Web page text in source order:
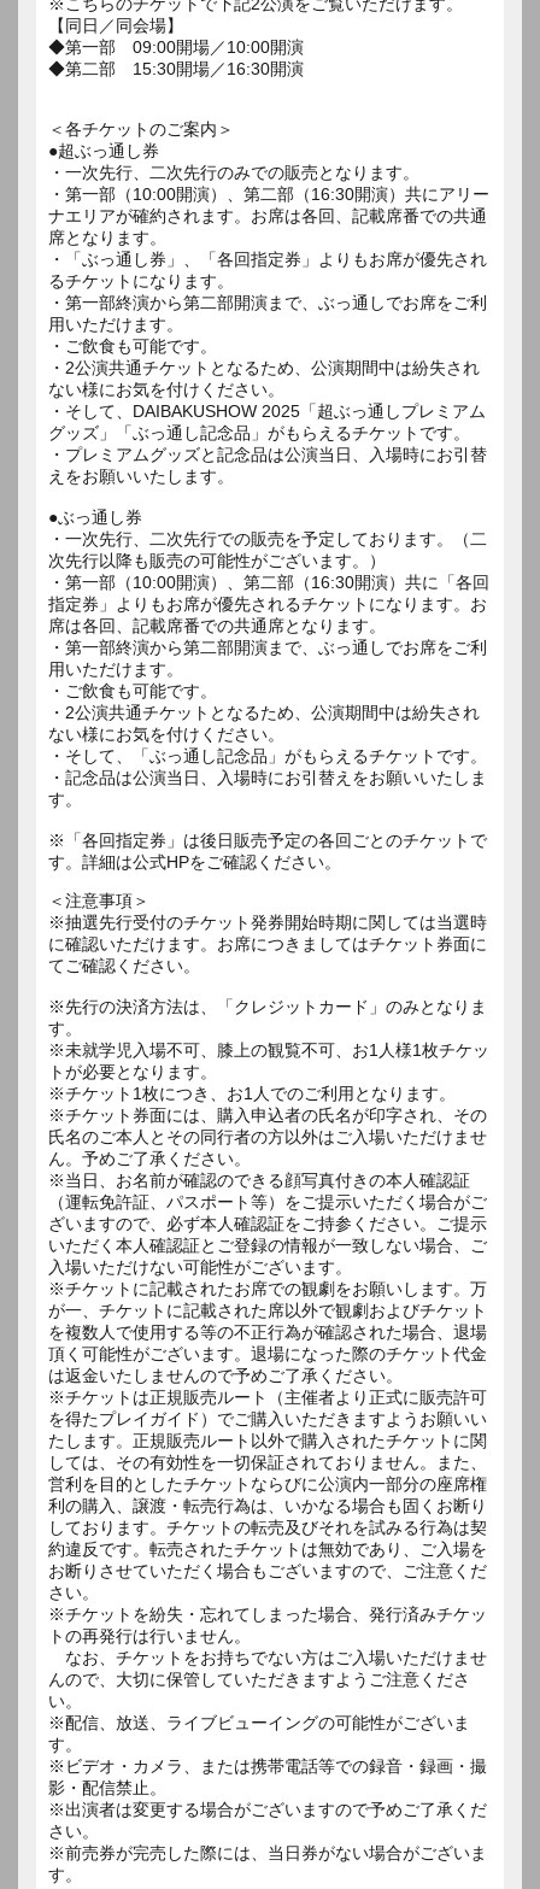
【同日／同会場】
◆第一部 09:00開場／10:00開演
◆第二部 15:30開場／16:30開演
＜各チケットのご案内＞
●超ぶっ通し券
・一次先行、二次先行のみでの販売となります。
・第一部（10:00開演）、第二部（16:30開演）共にアリー
ナエリアが確約されます。お席は各回、記載席番での共通
席となります。
・「ぶっ通し券」、「各回指定券」よりもお席が優先され
るチケットになります。
・第一部終演から第二部開演まで、ぶっ通しでお席をご利
用いただけます。
・ご飲食も可能です。
・2公演共通チケットとなるため、公演期間中は紛失され
ない様にお気を付けください。
・そして、DAIBAKUSHOW 2025「超ぶっ通しプレミアム
グッズ」「ぶっ通し記念品」がもらえるチケットです。
・プレミアムグッズと記念品は公演当日、入場時にお引替
えをお願いいたします。
●ぶっ通し券
・一次先行、二次先行での販売を予定しております。（二
次先行以降も販売の可能性がございます。）
・第一部（10:00開演）、第二部（16:30開演）共に「各回
指定券」よりもお席が優先されるチケットになります。お
席は各回、記載席番での共通席となります。
・第一部終演から第二部開演まで、ぶっ通しでお席をご利
用いただけます。
・ご飲食も可能です。
・2公演共通チケットとなるため、公演期間中は紛失され
ない様にお気を付けください。
・そして、「ぶっ通し記念品」がもらえるチケットです。
・記念品は公演当日、入場時にお引替えをお願いいたしま
す。
※「各回指定券」は後日販売予定の各回ごとのチケットで
＜注意事項＞
※抽選先行受付のチケット発券開始時期に関しては当選時
に確認いただけます。お席につきましてはチケット券面に
てご確認ください。
※先行の決済方法は、「クレジットカード」のみとなりま
す。
※未就学児入場不可、膝上の観覧不可、お1人様1枚チケッ
トが必要となります。
※チケット1枚につき、お1人でのご利用となります。
※チケット券面には、購入申込者の氏名が印字され、その
氏名のご本人とその同行者の方以外はご入場いただけませ
ん。予めご了承ください。
※当日、お名前が確認のできる顔写真付きの本人確認証
（運転免許証、パスポート等）をご提示いただく場合がご
ざいますので、必ず本人確認証をご持参ください。ご提示
いただく本人確認証とご登録の情報が一致しない場合、ご
入場いただけない可能性がございます。
※チケットに記載されたお席での観劇をお願いします。万
が一、チケットに記載された席以外で観劇およびチケット
を複数人で使用する等の不正行為が確認された場合、退場
頂く可能性がございます。退場になった際のチケット代金
は返金いたしませんので予めご了承ください。
※チケットは正規販売ルート（主催者より正式に販売許可
を得たプレイガイド）でご購入いただきますようお願いい
たします。正規販売ルート以外で購入されたチケットに関
しては、その有効性を一切保証されておりません。また、
営利を目的としたチケットならびに公演内一部分の座席権
利の購入、譲渡・転売行為は、いかなる場合も固くお断り
しております。チケットの転売及びそれを試みる行為は契
約違反です。転売されたチケットは無効であり、ご入場を
お断りさせていただく場合もございますので、ご注意くだ
さい。
※チケットを紛失・忘れてしまった場合、発行済みチケッ
トの再発行は行いません。
なお、チケットをお持ちでない方はご入場いただけませ
んので、大切に保管していただきますようご注意くださ
い。
※配信、放送、ライブビューイングの可能性がございま
す。
※ビデオ・カメラ、または携帯電話等での録音・録画・撮
影・配信禁止。
※出演者は変更する場合がございますので予めご了承くだ
さい。
※前売券が完売した際には、当日券がない場合がございま
す。